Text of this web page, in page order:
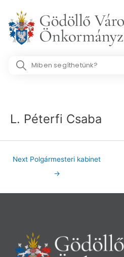
content
Search
L. Péterfi Csaba
Next Polgármesteri kabinet
→